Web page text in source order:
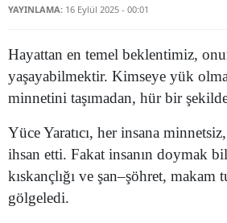
YAYINLAMA: 16 Eylül 2025 - 00:01
Hayattan en temel beklentimiz,
yaşayabilmektir. Kimseye yük
minnetini taşımadan, hür bir
Yüce Yaratıcı, her insana
ihsan etti. Fakat insanın doymak
kıskançlığı ve şan–şöhret,
gölgeledi.